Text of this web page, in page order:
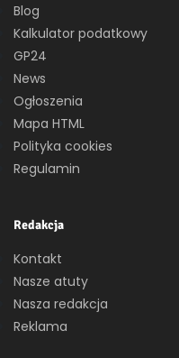
Blog
Kalkulator podatkowy
GP24
News
Ogłoszenia
Mapa HTML
Polityka cookies
Regulamin
Redakcja
Kontakt
Nasze atuty
Nasza redakcja
Reklama